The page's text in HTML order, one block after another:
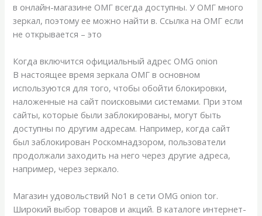
в онлайн-магазине ОМГ всегда доступны. У ОМГ много
зеркал, поэтому ее можно найти в. Ссылка на ОМГ если
не открывается – это
Когда включится официальный адрес OMG onion
В настоящее время зеркала ОМГ в основном
используются для того, чтобы обойти блокировки,
наложенные на сайт поисковыми системами. При этом
сайты, которые были заблокированы, могут быть
доступны по другим адресам. Например, когда сайт
был заблокирован Роскомнадзором, пользователи
продолжали заходить на него через другие адреса,
например, через зеркало.
Магазин удовольствий No1 в сети OMG onion tor.
Широкий выбор товаров и акций. В каталоге интернет-